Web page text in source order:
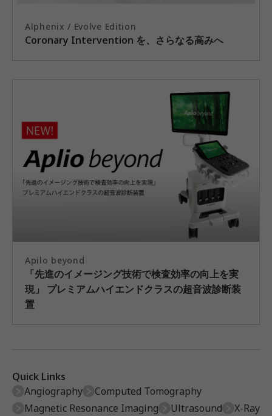
Alphenix / Evolve Edition
Coronary Intervention を、さらなる高みへ
Apilo beyond
「先進のイメージング技術で検査効率の向上を実
現」 プレミアムハイエンドクラスの超音波診断装
置
Quick Links
Angiography
Computed Tomography
Magnetic Resonance Imaging
Ultrasound
X-Ray